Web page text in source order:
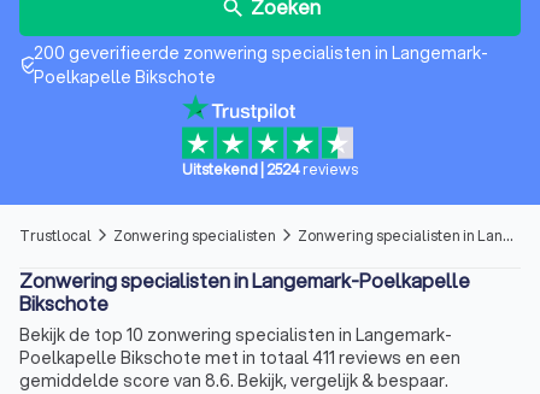
search Zoeken
verified_user
200 geverifieerde zonwering specialisten in Langemark-
Poelkapelle Bikschote
Uitstekend 2524reviews
Trustlocal arrow_forward_ios Zonwering specialisten arrow_forward_ios Zonwering specialisten in Langemark-Poelkapelle Bikschote
Zonwering specialisten in Langemark-Poelkapelle
Bikschote
Bekijk de top 10 zonwering specialisten in Langemark-
Poelkapelle Bikschote met in totaal 411 reviews en een
gemiddelde score van 8.6. Bekijk, vergelijk & bespaar.